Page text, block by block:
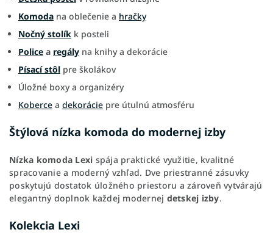
Komoda na oblečenie a hračky
Nočný stolík k posteli
Police a regály na knihy a dekorácie
Písací stôl pre školákov
Úložné boxy a organizéry
Koberce a dekorácie pre útulnú atmosféru
Štýlová nízka komoda do modernej izby
Nízka komoda Lexi spája praktické využitie, kvalitné
spracovanie a moderný vzhľad. Dve priestranné zásuvky
poskytujú dostatok úložného priestoru a zároveň vytvárajú
elegantný doplnok každej modernej detskej izby.
Kolekcia Lexi